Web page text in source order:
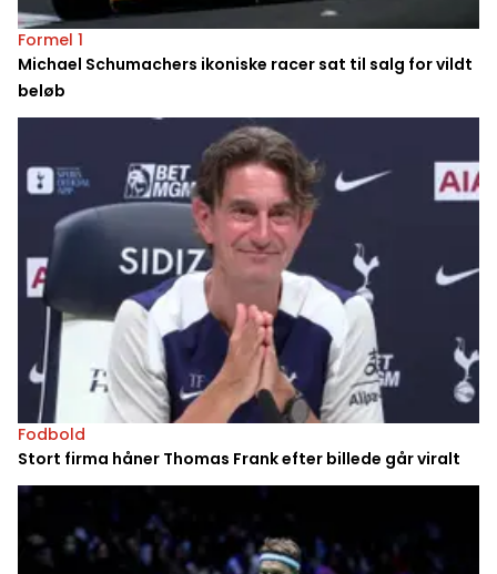
Formel 1
Michael Schumachers ikoniske racer sat til salg for vildt
beløb
Fodbold
Stort firma håner Thomas Frank efter billede går viralt